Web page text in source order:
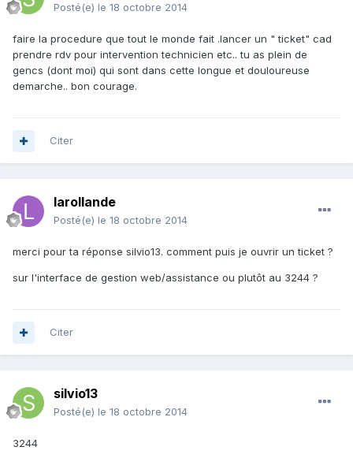
Posté(e) le 18 octobre 2014
faire la procedure que tout le monde fait .lancer un " ticket" cad
prendre rdv pour intervention technicien etc.. tu as plein de
gencs (dont moi) qui sont dans cette longue et douloureuse
demarche.. bon courage.
Citer
larollande
Posté(e) le 18 octobre 2014
merci pour ta réponse silvio13. comment puis je ouvrir un ticket ?
sur l'interface de gestion web/assistance ou plutôt au 3244 ?
Citer
silvio13
Posté(e) le 18 octobre 2014
3244